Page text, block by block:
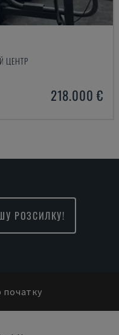
ЦЕНТР
218.000 €
РОЗСИЛКУ!
початку